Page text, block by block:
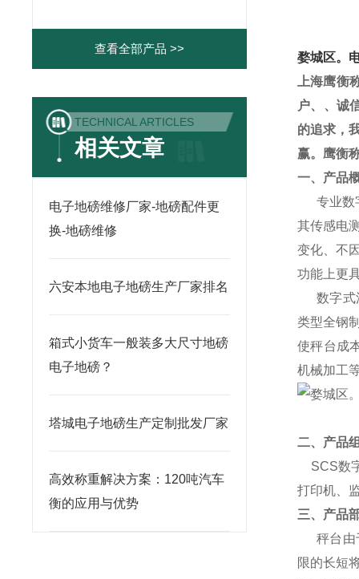
查看全部产品 >>
TECHNICAL ARTICLES
相关文章
电子地磅维修厂家-地磅配件更
换-地磅维修
六安本地电子地磅生产厂家排名
箱式小货车一般装多大尺寸地磅
电子地磅？
塔城电子地磅生产定制批发厂家
高效称重解决方案：120吨汽车
衡的应用与优势
婺城区。
上海鹰衡
户、、诚
的追求，
赢。鹰衡
一、产品
专业数
其传感电
变化、不
功能上更
数字式
类型全钢
使秤台成
机械加工
二、产品
SCS数
打印机、
三、产品
秤台由
限的长短